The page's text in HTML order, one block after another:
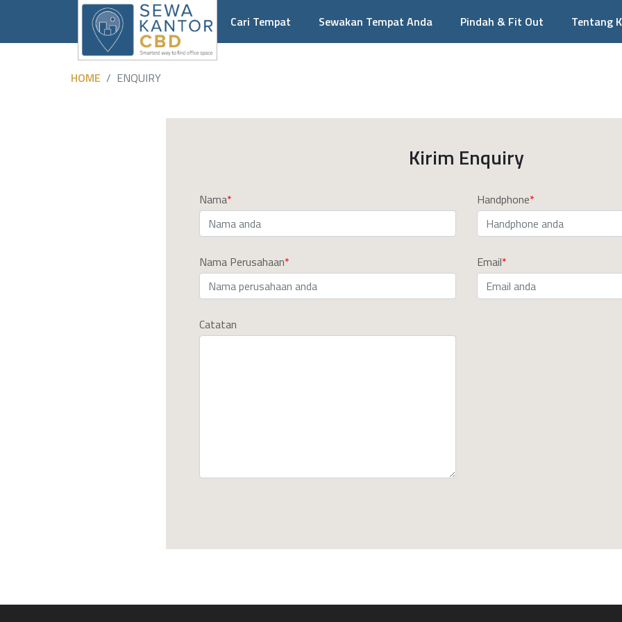
Cari Tempat Sewakan Tempat Anda Pindah & Fit Out Tentang
HOME ENQUIRY
Kirim Enquiry
Nama
Nama Perusahaan
Catatan
Handphone
Email